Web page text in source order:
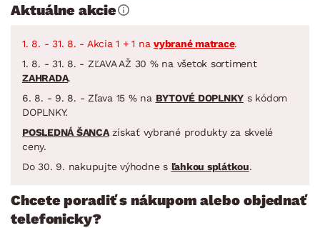
Aktuálne akcie
1. 8. - 31. 8. - Akcia 1 + 1 na vybrané matrace.
1. 8. - 31. 8. - ZĽAVA AŽ 30 % na všetok sortiment
ZAHRADA.
6. 8. - 9. 8. - Zľava 15 % na BYTOVÉ DOPLNKY s kódom
DOPLNKY.
POSLEDNÁ ŠANCAzískať vybrané produkty za skvelé
ceny.
Do 30. 9. nakupujte výhodne s ľahkou splátkou.
Chcete poradiť s nákupom alebo objednať
telefonicky?